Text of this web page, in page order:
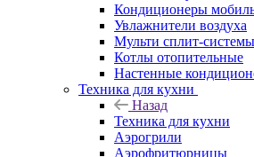
Кондиционеры
Увлажнители воздуха
Мульти сплит-системы
Котлы отопительные
Настенные
Техника для кухни
Назад
Техника для кухни
Аэрогрили
Аэрофритюрницы